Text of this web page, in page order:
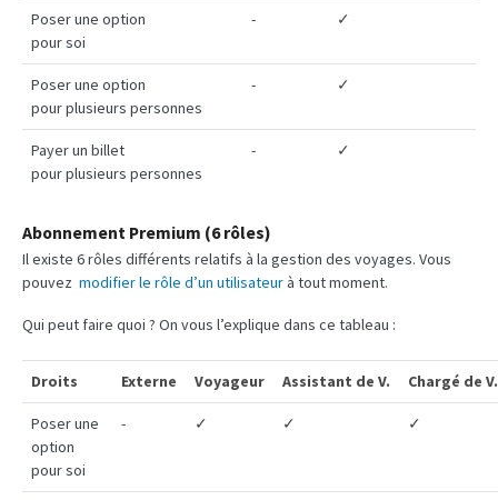
Poser une option
pour soi
- ✓
Poser une option
pour plusieurs personnes
- ✓
Payer un billet
pour plusieurs personnes
- ✓
Abonnement Premium (6 rôles)
Il existe 6 rôles différents relatifs à la gestion des voyages. Vous
pouvez modifier le rôle d’un utilisateur à tout moment.
Qui peut faire quoi ? On vous l’explique dans ce tableau :
Droits Externe Voyageur Assistant de V. Chargé de V.
Poser une
option
pour soi
- ✓ ✓ ✓